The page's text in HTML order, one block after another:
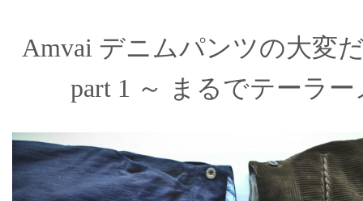
Amvai デニムパンツの大変
part 1 ～ まるでテーラ